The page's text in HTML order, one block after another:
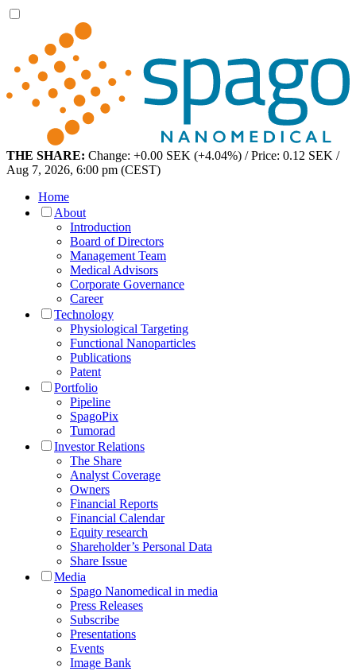
THE SHARE: Change: +0.00 SEK (+4.04%) / Price: 0.12 SEK /
Aug 7, 2026, 6:00 pm (CEST)
Home
About
Introduction
Board of Directors
Management Team
Medical Advisors
Corporate Governance
Career
Technology
Physiological Targeting
Functional Nanoparticles
Publications
Patent
Portfolio
Pipeline
SpagoPix
Tumorad
Investor Relations
The Share
Analyst Coverage
Owners
Financial Reports
Financial Calendar
Equity research
Shareholder’s Personal Data
Share Issue
Media
Spago Nanomedical in media
Press Releases
Subscribe
Presentations
Events
Image Bank